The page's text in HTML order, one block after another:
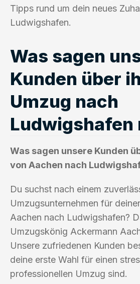
Tipps rund um dein neues
Ludwigshafen.
Was sagen
Kunden über
Umzug nach
Ludwigshafen
Was sagen unsere Kunden
von Aachen nach
Du suchst nach einem
Umzugsunternehmen für
Aachen nach Ludwigshafen?
Umzugskönig Ackermann
Unsere zufriedenen Kunden
deine erste Wahl für einen
professionellen Umzug sind.